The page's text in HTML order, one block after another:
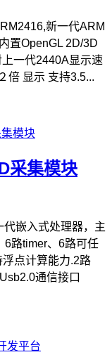
新一代ARM
置OpenGL 2D/3D
一代2440A显示速
倍 显示 支持3.5...
采集模块
嵌入式处理器，主
6路timer、6路可任
点计算能力.2路
通信接口